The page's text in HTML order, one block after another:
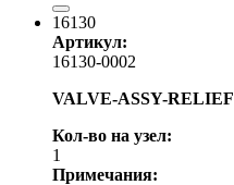
16130
Артикул:
16130-0002
VALVE-ASSY-RELIEF
Кол-во на узел:
1
Примечания: